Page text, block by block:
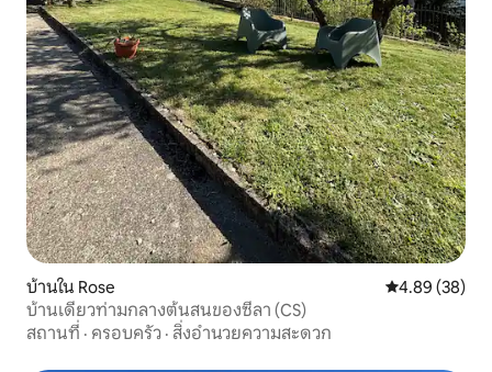
บ้านใน Rose คะแนนเฉลี่ย
4.89 (38)
บ้านเดี่ยวท่ามกลางต้นสนของซีลา (CS)
สถานที่ · ครอบครัว · สิ่งอำนวยความสะดวก